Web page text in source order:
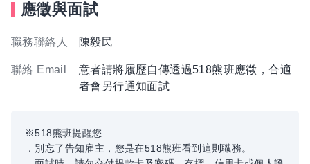
應徵與面試
職務聯絡人 陳毅民
聯絡 Email
意者請將履歷自傳透過518熊班應徵，合適
者會另行通知面試
※518熊班提醒您
．別忘了告知雇主，您是在518熊班看到這則職務。